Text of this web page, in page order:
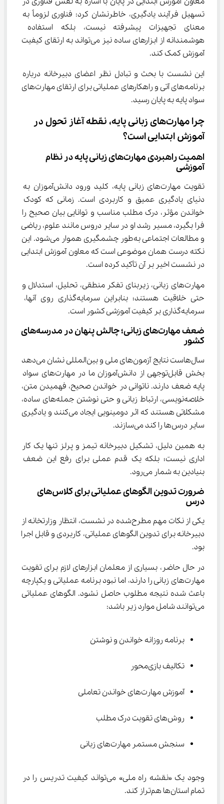
تسهیل فرآیند یادگیری، خاطرنشان کرد: فناوری لزوماً به
معنای تجهیزات پیشرفته نیست، بلکه استفاده
هوشمندانه از ابزارهای ساده نیز می‌تواند به ارتقای کیفیت
آموزش کمک کند.
این نشست با بحث و تبادل نظر اعضای دبیرخانه درباره
برنامه‌های آتی و راهکارهای عملیاتی برای ارتقای مهارت‌های
سواد پایه به پایان رسید.
چرا مهارت‌های زبانی پایه، نقطه آغاز تحول در
آموزش ابتدایی است؟
اهمیت راهبردی مهارت‌های زبانی پایه در نظام
آموزشی
تقویت مهارت‌های زبانی پایه، کلید ورود دانش‌آموزان به
دنیای یادگیری عمیق و کاربردی است. زمانی که کودک
خواندن مؤثر، درک مطلب مناسب و توانایی بیان صحیح را
فرا بگیرد، مسیر رشد او در سایر دروس مانند علوم، ریاضی
و مطالعات اجتماعی به‌طور چشمگیری هموار می‌شود. این
نکته درست همان موضوعی است که معاون آموزش ابتدایی
در نشست اخیر بر آن تأکید کرده است.
مهارت‌های زبانی، زیربنای تفکر منطقی، تحلیل، استدلال و
حتی خلاقیت هستند؛ بنابراین سرمایه‌گذاری روی آنها،
سرمایه‌گذاری بر کیفیت آموزشی کشور است.
ضعف مهارت‌های زبانی؛ چالش پنهان در مدرسه‌های
کشور
سال‌هاست نتایج آزمون‌های ملی و بین‌المللی نشان می‌دهد
بخش قابل‌توجهی از دانش‌آموزان ما در مهارت‌های سواد
پایه ضعف دارند. ناتوانی در خواندن صحیح، فهمیدن متن،
خلاصه‌نویسی، ارتباط زبانی و حتی نوشتن جمله‌های ساده،
مشکلاتی هستند که اثر دومینویی ایجاد می‌کنند و یادگیری
سایر درس‌ها را کند می‌سازند.
به همین دلیل، تشکیل دبیرخانه تیمز و پرلز تنها یک کار
اداری نیست؛ بلکه یک قدم عملی برای رفع این ضعف
بنیادین به شمار می‌رود.
ضرورت تدوین الگوهای عملیاتی برای کلاس‌های
درس
یکی از نکات مهم مطرح‌شده در نشست، انتظار وزارتخانه از
دبیرخانه برای تدوین الگوهای عملیاتی، کاربردی و قابل اجرا
بود.
در حال حاضر، بسیاری از معلمان ابزارهای لازم برای تقویت
مهارت‌های زبانی را دارند، اما نبود برنامه عملیاتی و یکپارچه
باعث شده نتیجه مطلوب حاصل نشود. الگوهای عملیاتی
می‌توانند شامل موارد زیر باشد:
برنامه روزانه خواندن و نوشتن
تکالیف بازی‌محور
آموزش مهارت‌های خواندن تعاملی
روش‌های تقویت درک مطلب
سنجش مستمر مهارت‌های زبانی
وجود یک «نقشه راه ملی» می‌تواند کیفیت تدریس را در
تمام استان‌ها هم‌تراز کند.